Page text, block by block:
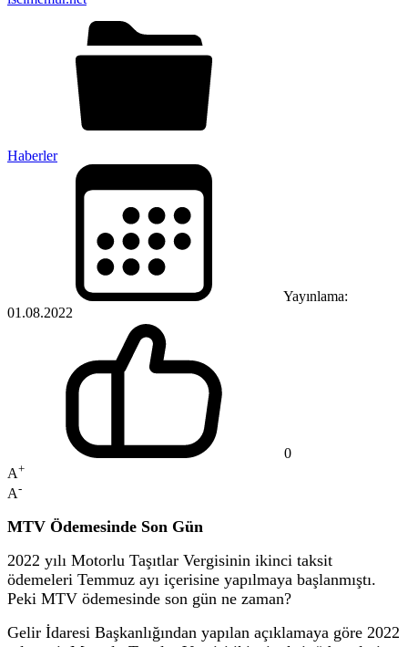
Haberler
Yayınlama:
01.08.2022
0
A+
A-
MTV Ödemesinde Son Gün
2022 yılı Motorlu Taşıtlar Vergisinin ikinci taksit
ödemeleri Temmuz ayı içerisine yapılmaya başlanmıştı.
Peki MTV ödemesinde son gün ne zaman?
Gelir İdaresi Başkanlığından yapılan açıklamaya göre 2022